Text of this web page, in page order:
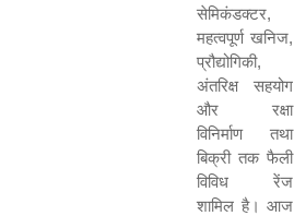
सेमिकंडक्टर,
महत्वपूर्ण खनिज,
प्रौद्योगिकी,
अंतरिक्ष सहयोग
और रक्षा
विनिर्माण तथा
बिक्री तक फैली
विविध रेंज
शामिल है। आज